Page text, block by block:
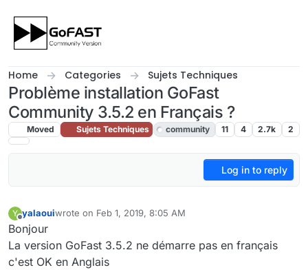
Home Categories Sujets Techniques
Problème installation GoFast
Community 3.5.2 en Français ?
Moved Sujets Techniques community 11 4 2.7k 2
Log in to reply
Y
Offline
yalaouiwrote on Feb 1, 2019, 8:05 AM
last edited by cpotter Feb 4, 2019, 11:28 PM
Bonjour
La version GoFast 3.5.2 ne démarre pas en français
c'est OK en Anglais